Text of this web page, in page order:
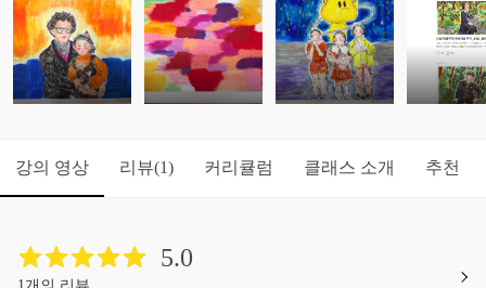
강의 영상 리뷰(1) 커리큘럼 클래스 소개 추천
5.0